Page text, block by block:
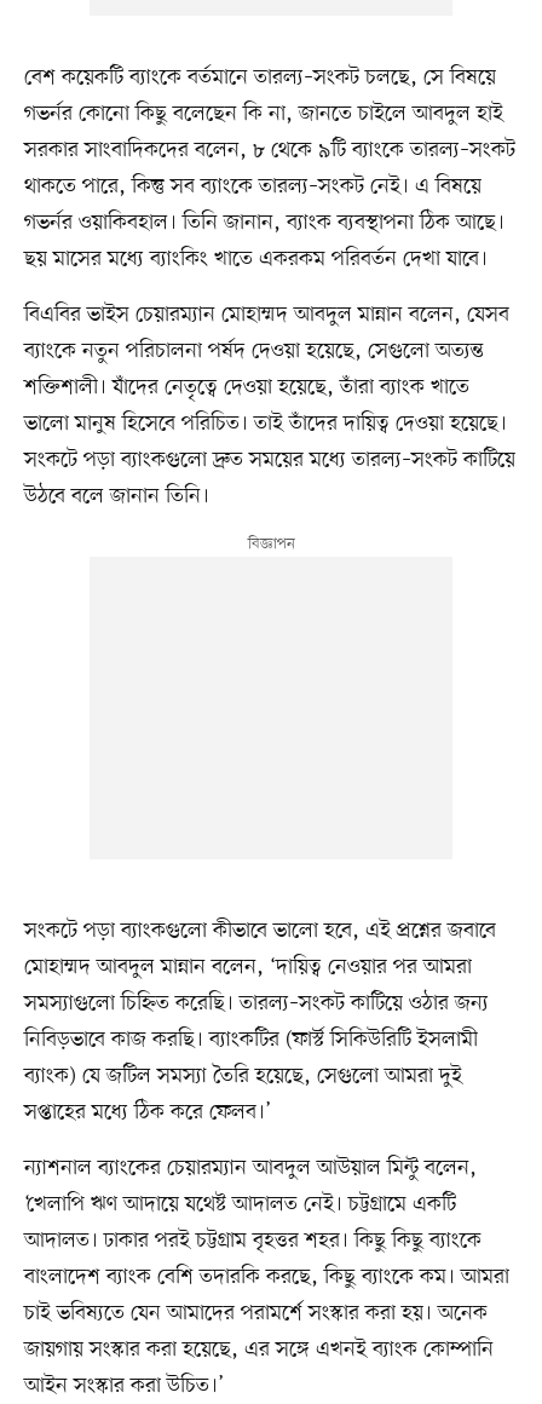
বেশ কয়েকটি ব্যাংকে বর্তমানে তারল্য–সংকট চলছে, সে বিষয়ে
গভর্নর কোনো কিছু বলেছেন কি না, জানতে চাইলে আবদুল হাই
সরকার সাংবাদিকদের বলেন, ৮ থেকে ৯টি ব্যাংকে তারল্য–সংকট
থাকতে পারে, কিন্তু সব ব্যাংকে তারল্য–সংকট নেই। এ বিষয়ে
গভর্নর ওয়াকিবহাল। তিনি জানান, ব্যাংক ব্যবস্থাপনা ঠিক আছে।
ছয় মাসের মধ্যে ব্যাংকিং খাতে একরকম পরিবর্তন দেখা যাবে।
বিএবির ভাইস চেয়ারম্যান মোহাম্মদ আবদুল মান্নান বলেন, যেসব
ব্যাংকে নতুন পরিচালনা পর্ষদ দেওয়া হয়েছে, সেগুলো অত্যন্ত
শক্তিশালী। যাঁদের নেতৃত্বে দেওয়া হয়েছে, তাঁরা ব্যাংক খাতে
ভালো মানুষ হিসেবে পরিচিত। তাই তাঁদের দায়িত্ব দেওয়া হয়েছে।
সংকটে পড়া ব্যাংকগুলো দ্রুত সময়ের মধ্যে তারল্য–সংকট কাটিয়ে
উঠবে বলে জানান তিনি।
সংকটে পড়া ব্যাংকগুলো কীভাবে ভালো হবে, এই প্রশ্নের জবাবে
মোহাম্মদ আবদুল মান্নান বলেন, ‘দায়িত্ব নেওয়ার পর আমরা
সমস্যাগুলো চিহ্নিত করেছি। তারল্য–সংকট কাটিয়ে ওঠার জন্য
নিবিড়ভাবে কাজ করছি। ব্যাংকটির (ফার্স্ট সিকিউরিটি ইসলামী
ব্যাংক) যে জটিল সমস্যা তৈরি হয়েছে, সেগুলো আমরা দুই
সপ্তাহের মধ্যে ঠিক করে ফেলব।’
ন্যাশনাল ব্যাংকের চেয়ারম্যান আবদুল আউয়াল মিন্টু বলেন,
‘খেলাপি ঋণ আদায়ে যথেষ্ট আদালত নেই। চট্টগ্রামে একটি
আদালত। ঢাকার পরই চট্টগ্রাম বৃহত্তর শহর। কিছু কিছু ব্যাংকে
বাংলাদেশ ব্যাংক বেশি তদারকি করছে, কিছু ব্যাংকে কম। আমরা
চাই ভবিষ্যতে যেন আমাদের পরামর্শে সংস্কার করা হয়। অনেক
জায়গায় সংস্কার করা হয়েছে, এর সঙ্গে এখনই ব্যাংক কোম্পানি
আইন সংস্কার করা উচিত।’